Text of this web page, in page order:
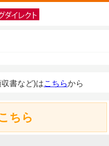
書など)はこちらから
ちら